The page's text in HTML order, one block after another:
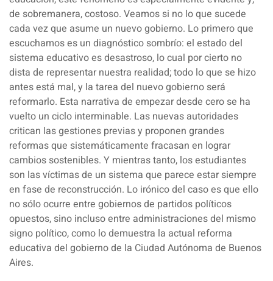
de sobremanera, costoso. Veamos si no lo que sucede
cada vez que asume un nuevo gobierno. Lo primero que
escuchamos es un diagnóstico sombrío: el estado del
sistema educativo es desastroso, lo cual por cierto no
dista de representar nuestra realidad; todo lo que se hizo
antes está mal, y la tarea del nuevo gobierno será
reformarlo. Esta narrativa de empezar desde cero se ha
vuelto un ciclo interminable. Las nuevas autoridades
critican las gestiones previas y proponen grandes
reformas que sistemáticamente fracasan en lograr
cambios sostenibles. Y mientras tanto, los estudiantes
son las víctimas de un sistema que parece estar siempre
en fase de reconstrucción. Lo irónico del caso es que ello
no sólo ocurre entre gobiernos de partidos políticos
opuestos, sino incluso entre administraciones del mismo
signo político, como lo demuestra la actual reforma
educativa del gobierno de la Ciudad Autónoma de Buenos
Aires.